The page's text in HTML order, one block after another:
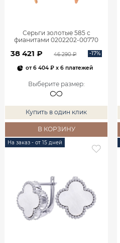
Серьги золотые 585 с
фианитами 0202202-00770
38 421 ₽ 46 290 ₽ -17%
от6 404 ₽ x 6 платежей
Выберите размер:
Купить в один клик
В КОРЗИНУ
На заказ - от 15 дней